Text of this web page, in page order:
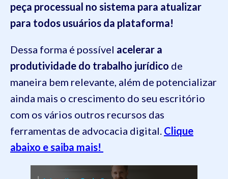
peça processual no sistema para atualizar
para todos usuários da plataforma!
Dessa forma é possível acelerar a
produtividade do trabalho jurídico de
maneira bem relevante, além de potencializar
ainda mais o crescimento do seu escritório
com os vários outros recursos das
ferramentas de advocacia digital. Clique
abaixo e saiba mais!